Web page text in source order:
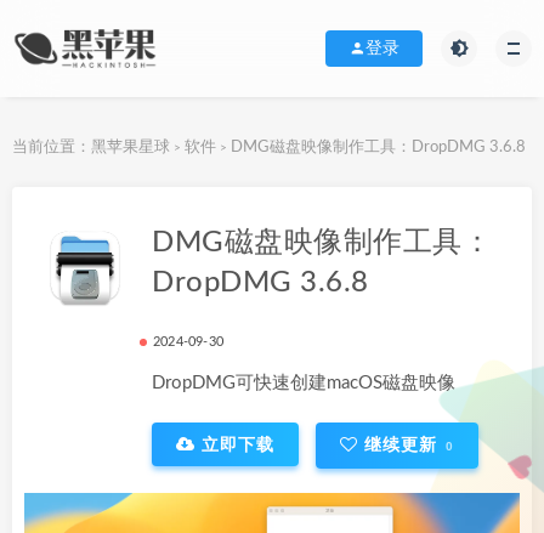
登录
当前位置： 黑苹果星球 > 软件 > DMG磁盘映像制作工具：DropDMG 3.6.8
DMG磁盘映像制作工具：
DropDMG 3.6.8
2024-09-30
DropDMG可快速创建macOS磁盘映像
立即下载 继续更新 0